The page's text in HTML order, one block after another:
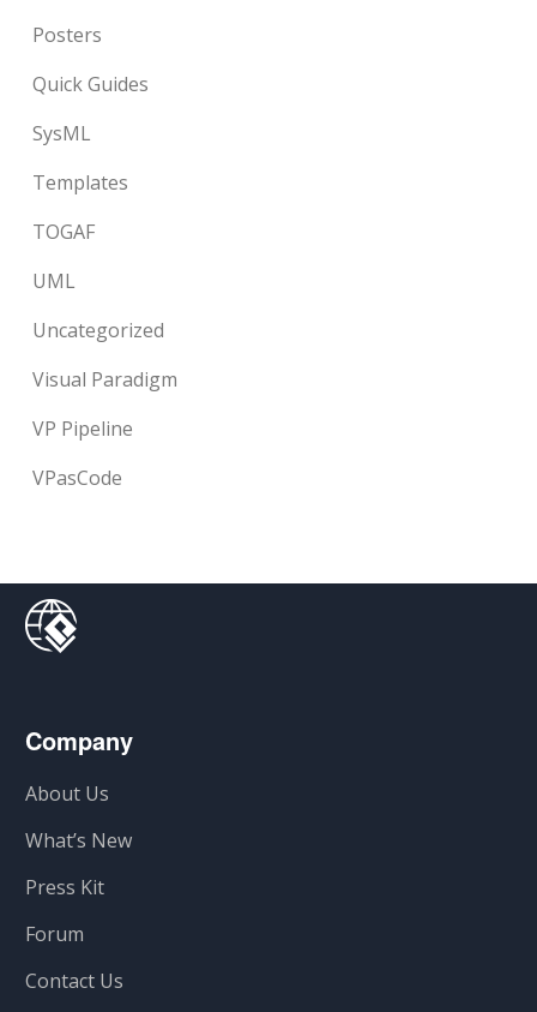
Posters
Quick Guides
SysML
Templates
TOGAF
UML
Uncategorized
Visual Paradigm
VP Pipeline
VPasCode
Company
About Us
What’s New
Press Kit
Forum
Contact Us